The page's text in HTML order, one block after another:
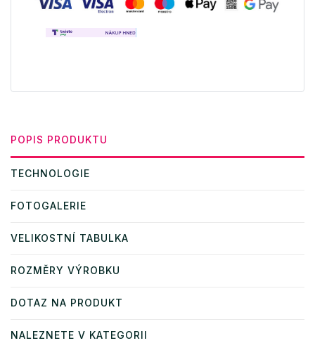
POPIS PRODUKTU
TECHNOLOGIE
FOTOGALERIE
VELIKOSTNÍ TABULKA
ROZMĚRY VÝROBKU
DOTAZ NA PRODUKT
NALEZNETE V KATEGORII